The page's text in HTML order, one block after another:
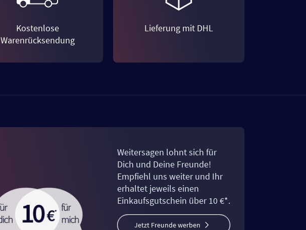
Kostenlose
Warenrücksendung
Lieferung mit DHL
Weitersagen lohnt sich für
Dich und Deine Freunde!
Empfiehl uns weiter und Ihr
erhaltet jeweils einen
Einkaufsgutschein über 10 €*.
Jetzt Freunde werben